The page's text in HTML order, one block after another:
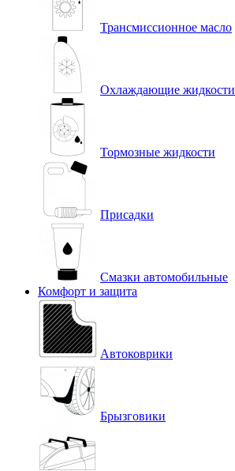
Трансмиссионное масло
Охлаждающие жидкости
Тормозные жидкости
Присадки
Смазки автомобильные
Комфорт и защита
Автоковрики
Брызговики